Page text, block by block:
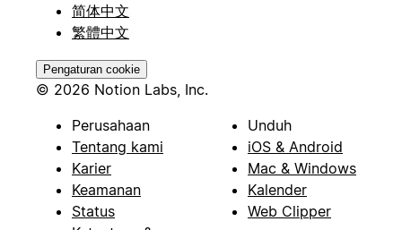
简体中文
繁體中文
Pengaturan cookie
© 2026 Notion Labs, Inc.
Perusahaan
Tentang kami
Karier
Keamanan
Status
Unduh
iOS & Android
Mac & Windows
Kalender
Web Clipper